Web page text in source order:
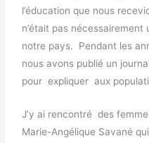
l’éducation que nous
n’était pas nécessairement
notre pays. Pendant les
nous avons publié un
pour expliquer aux
J’y ai rencontré des
Marie-Angélique Savané